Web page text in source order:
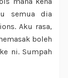
semua dia
Aku rasa,
boleh
ni. Sumpah